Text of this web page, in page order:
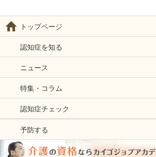
トップページ
認知症を知る
ニュース
特集・コラム
認知症チェック
予防する